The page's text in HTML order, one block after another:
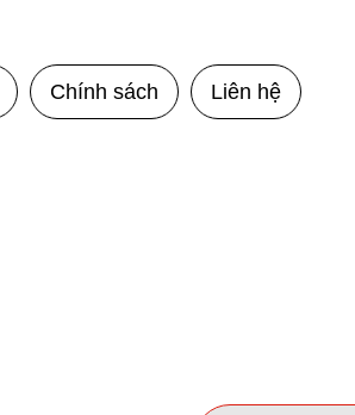
Chính sách Liên hệ